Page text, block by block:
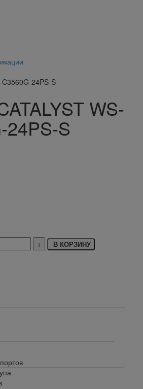
C3560G-24PS-S
WS-
24PS-S
В КОРЗИНУ